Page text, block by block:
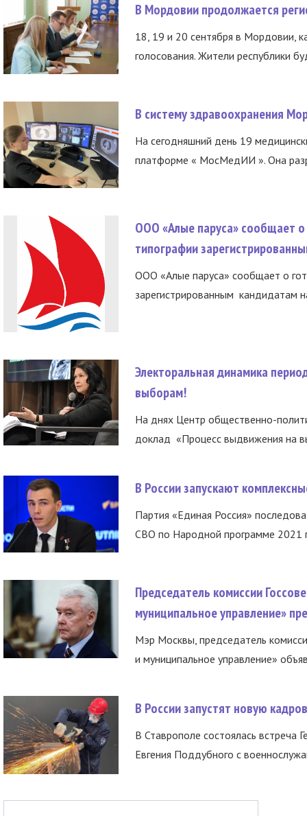
В Мордовии продолжается
18, 19 и 20 сентября в Мордовии,
голосования. Жители республики
В систему здравоохранения
На сегодняшний день 19
платформе « МосМедИИ ». Она
ООО «Алые паруса» сообщает о
типографии
ООО «Алые паруса» сообщает о
зарегистрированным кандидатам
Электоральная динамика
выборам!
На днях Центр общественно-
доклад «Процесс выдвижения на
В России запускают
Партия «Единая Россия»
СВО по Народной программе 2021
Председатель комиссии
муниципальное управление»
Мэр Москвы, председатель
и муниципальное управление»
В России запустят новую
В Ставрополе состоялась встреча
Евгения Поддубного с